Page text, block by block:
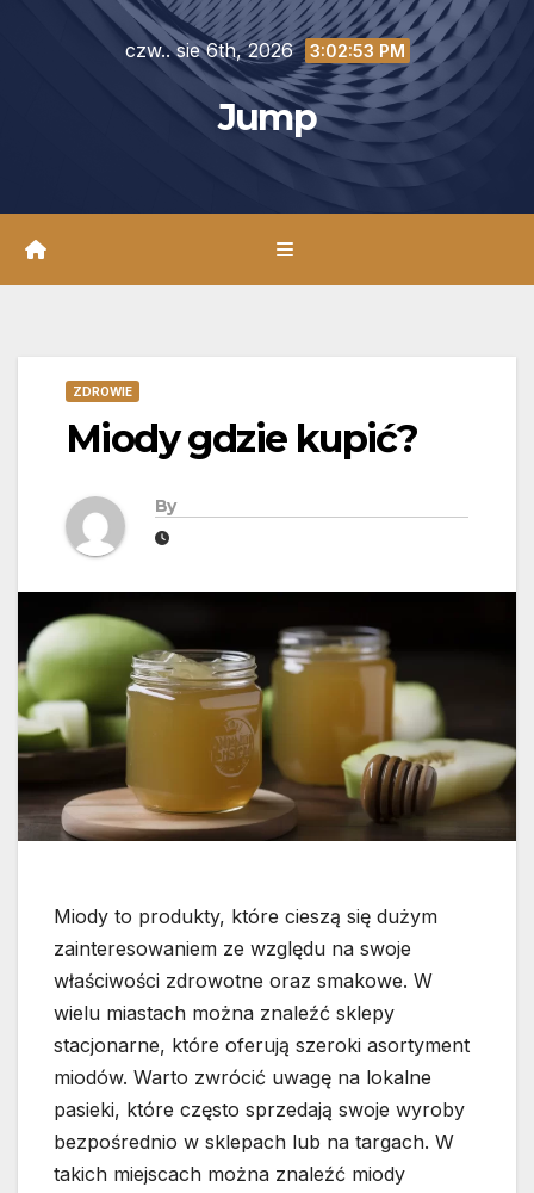
czw.. sie 6th, 2026 3:02:55 PM
Jump
ZDROWIE
Miody gdzie kupić?
By
Miody to produkty, które cieszą się dużym
zainteresowaniem ze względu na swoje
właściwości zdrowotne oraz smakowe. W
wielu miastach można znaleźć sklepy
stacjonarne, które oferują szeroki asortyment
miodów. Warto zwrócić uwagę na lokalne
pasieki, które często sprzedają swoje wyroby
bezpośrednio w sklepach lub na targach. W
takich miejscach można znaleźć miody